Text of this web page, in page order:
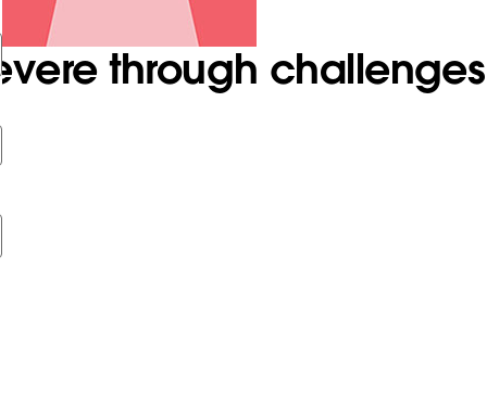
through challenges